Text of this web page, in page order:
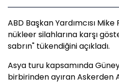
ABD Başkan Yardımcısı
nükleer silahlarına karşı
sabrın" tükendiğini açıkladı.
Asya turu kapsamında
birbirinden ayıran Askerden